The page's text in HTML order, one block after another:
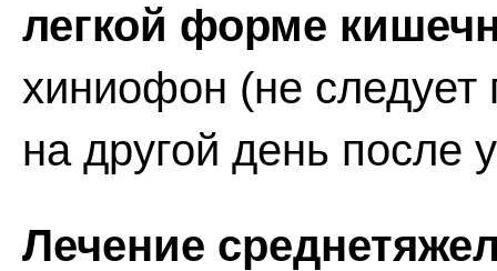
легкой форме
хиниофон (не
на другой день после
Лечение